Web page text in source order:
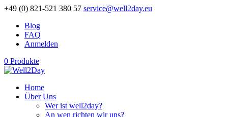
+49 (0) 821-521 380 57 service@well2day.eu
Blog
FAQ
Anmelden
0 Produkte
Home
Über Uns
Wer ist well2day?
An wen richten wir uns?